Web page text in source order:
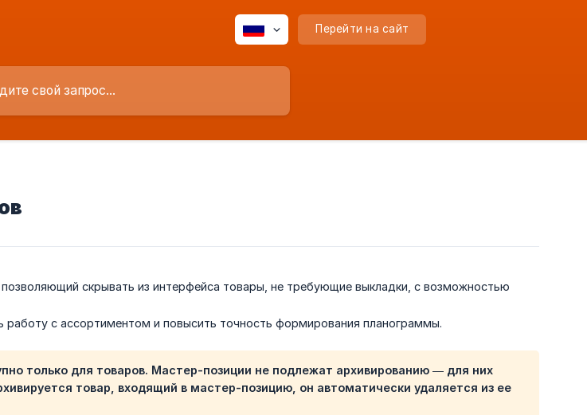
Перейти на сайт
скрывать из интерфейса товары, не требующие выкладки, с возможностью
работу с ассортиментом и повысить точность формирования планограммы.
только для товаров. Мастер-позиции не подлежат архивированию — для них
товар, входящий в мастер-позицию, он автоматически удаляется из ее